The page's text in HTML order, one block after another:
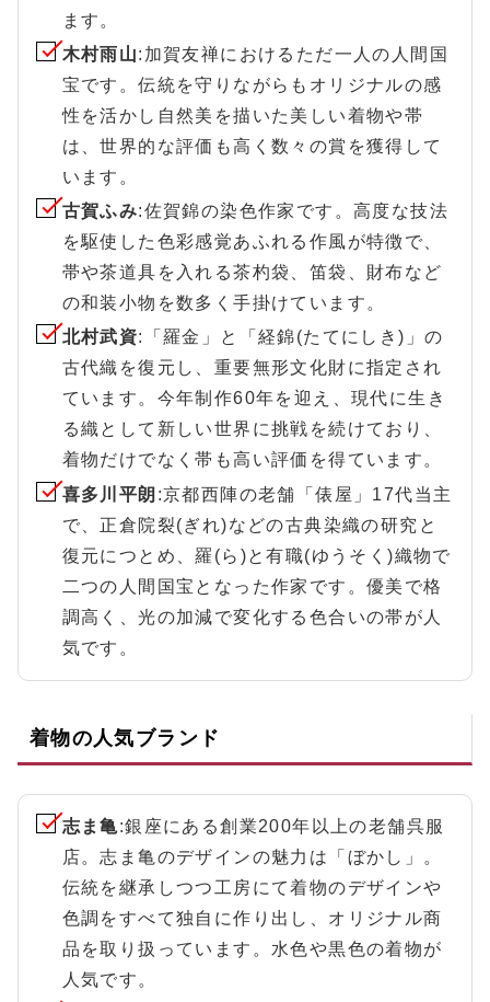
ます。
木村雨山:加賀友禅におけるただ一人の人間国
宝です。伝統を守りながらもオリジナルの感
性を活かし自然美を描いた美しい着物や帯
は、世界的な評価も高く数々の賞を獲得して
います。
古賀ふみ:佐賀錦の染色作家です。高度な技法
を駆使した色彩感覚あふれる作風が特徴で、
帯や茶道具を入れる茶杓袋、笛袋、財布など
の和装小物を数多く手掛けています。
北村武資:「羅金」と「経錦(たてにしき)」の
古代織を復元し、重要無形文化財に指定され
ています。今年制作60年を迎え、現代に生き
る織として新しい世界に挑戦を続けており、
着物だけでなく帯も高い評価を得ています。
喜多川平朗 :京都西陣の老舗「俵屋」17代当主
で、正倉院裂(ぎれ)などの古典染織の研究と
復元につとめ、羅(ら)と有職(ゆうそく)織物で
二つの人間国宝となった作家です。優美で格
調高く、光の加減で変化する色合いの帯が人
気です。
着物の人気ブランド
志ま亀:銀座にある創業200年以上の老舗呉服
店。志ま亀のデザインの魅力は「ぼかし」。
伝統を継承しつつ工房にて着物のデザインや
色調をすべて独自に作り出し、オリジナル商
品を取り扱っています。水色や黒色の着物が
人気です。